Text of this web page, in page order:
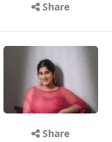
Share
Share